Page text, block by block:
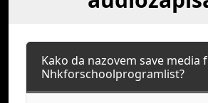
Kako da nazovem save media
Nhkforschoolprogramlist?